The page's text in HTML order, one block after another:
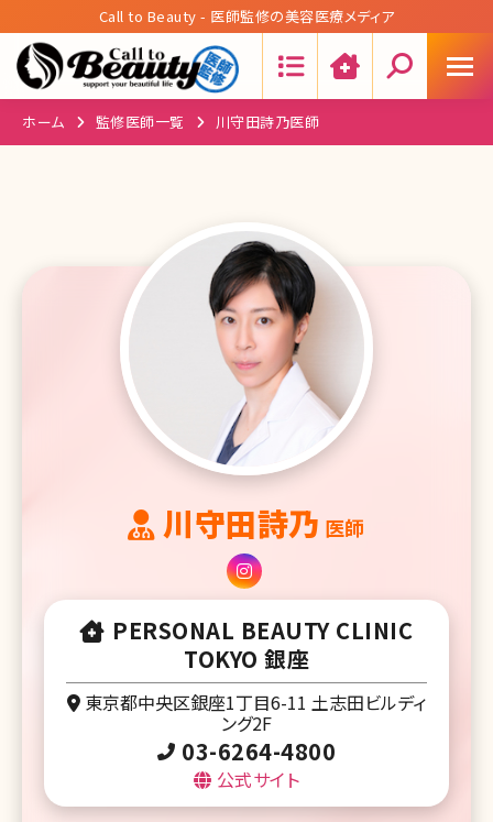
Call to Beauty - 医師監修の美容医療メディア
ホーム 監修医師一覧 川守田詩乃医師
川守田詩乃 医師
PERSONAL BEAUTY CLINIC
TOKYO 銀座
東京都中央区銀座1丁目6-11 土志田ビルディ
ング2F
03-6264-4800
公式サイト